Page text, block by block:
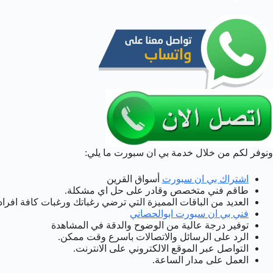
ونوفر لكم من خلال خدمة بي ان سبورت ما يلي:
اشتراك بي ان سبورت أسواق القرين
طاقم فني متخصص وقادر على حل اي مشكلة.
العديد من الباقات المميزة التي ترضي رغباتك ورغبات كافة افراد
فني بي ان سبورت ابوالحصاني
توفير درجة عالية من الوضوح والدقة في المشاهدة
الرد على الرسائل والاتصالات باسرع وقت ممكن.
التواصل عبر الموقع الالكتروني على الانترنت.
العمل على مدار الساعة.